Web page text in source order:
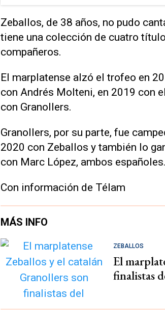
Zeballos, de 38 años, no pudo
tiene una colección de cuatro
compañeros.
El marplatense alzó el trofeo en
con Andrés Molteni, en 2019 con
con Granollers.
Granollers, por su parte, fue
2020 con Zeballos y también lo
con Marc López, ambos españoles.
Con información de Télam
MÁS INFO
ZEBALLOS
El
finalistas